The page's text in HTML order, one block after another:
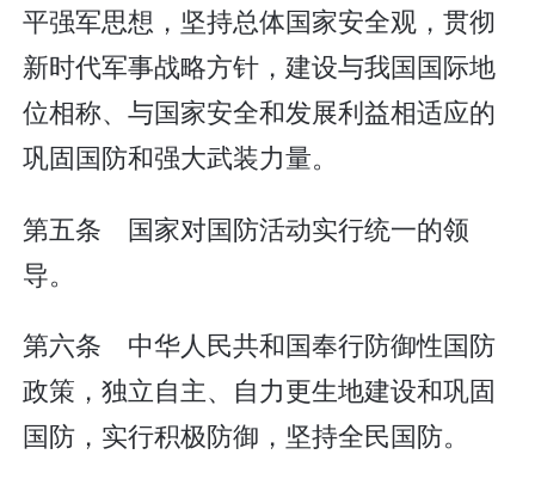
平强军思想，坚持总体国家安全观，贯彻
新时代军事战略方针，建设与我国国际地
位相称、与国家安全和发展利益相适应的
巩固国防和强大武装力量。
第五条 国家对国防活动实行统一的领
导。
第六条 中华人民共和国奉行防御性国防
政策，独立自主、自力更生地建设和巩固
国防，实行积极防御，坚持全民国防。